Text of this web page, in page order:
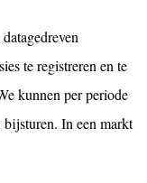
te registreren en te
kunnen per periode
bijsturen. In een markt